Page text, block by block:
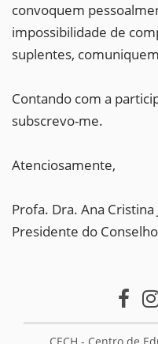
convoquem
impossibilidade de
suplentes,
Contando com a
subscrevo-me.
Atenciosamente,
Profa. Dra. Ana Cristina
Presidente do Conselho